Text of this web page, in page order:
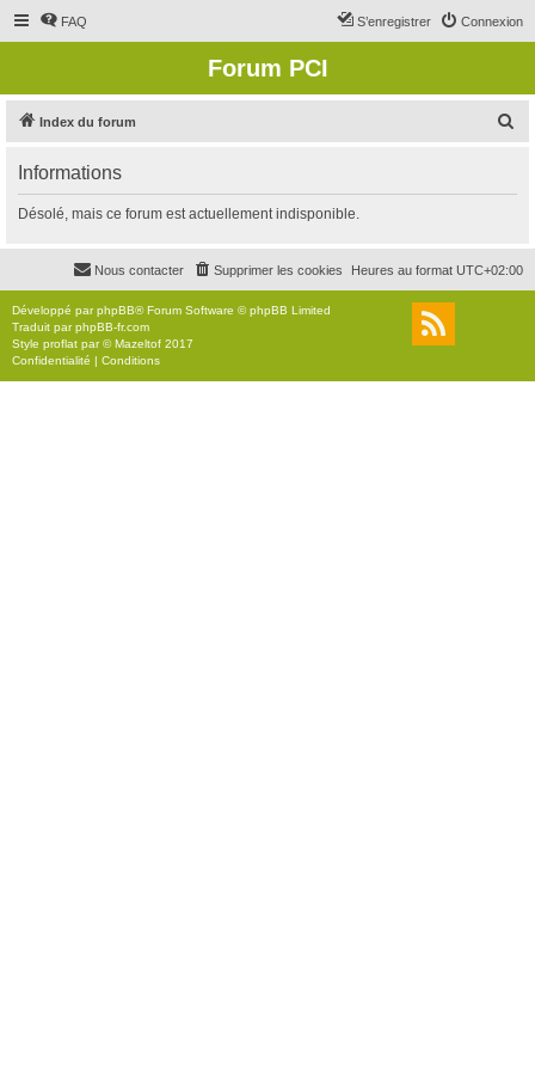
FAQ Connexion
S’enregistrer
Forum PCI
Index du forum
r
c
r
Informations
Désolé, mais ce forum est actuellement indisponible.
Heures au format UTC+02:00
Supprimer les cookies
Nous contacter
Développé parphpBB® Forum Software © phpBB Limited
Traduit parphpBB-fr.com
Style proflat par ©Mazeltof 2017
Confidentialité | Conditions